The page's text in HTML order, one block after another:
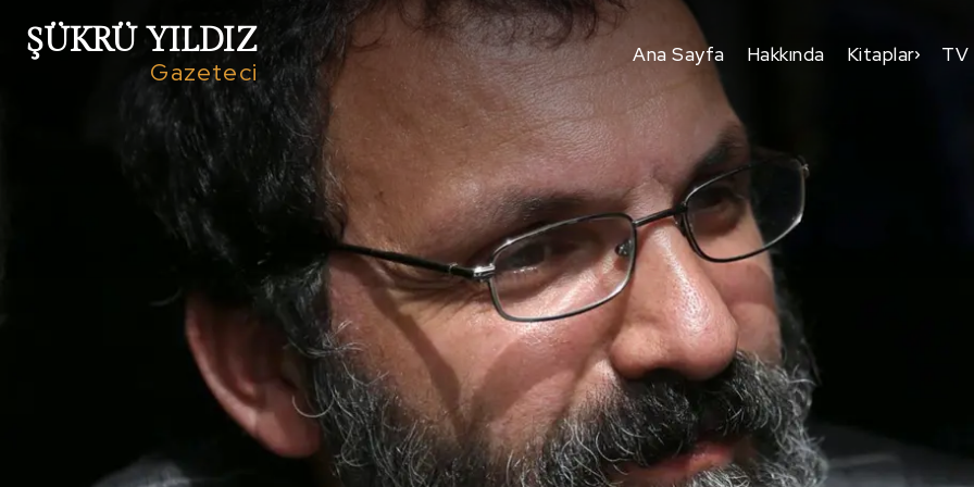
ŞÜKRÜ YILDIZ
Gazeteci
Ana Sayfa Hakkında Kitaplar TV